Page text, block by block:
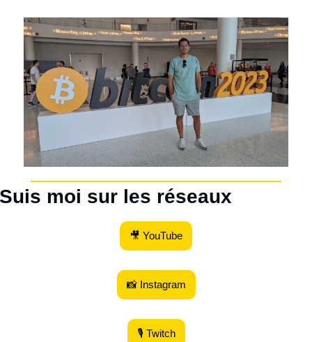
Suis moi sur les réseaux
🎥 YouTube
📸 Instagram
🎙 Twitch